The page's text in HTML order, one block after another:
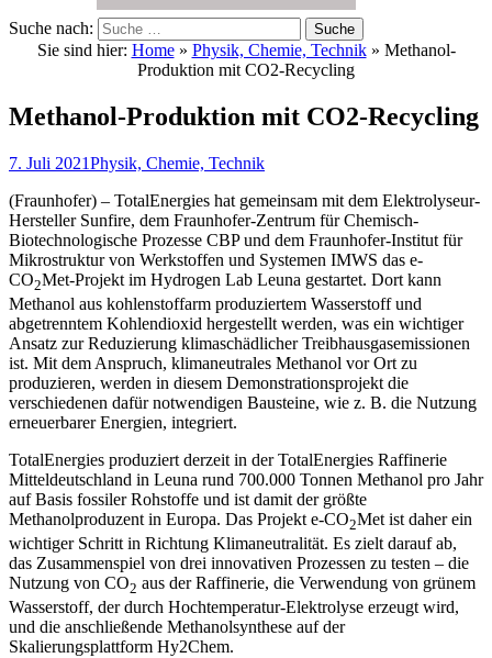
Suche nach:
Sie sind hier: Home» Physik, Chemie, Technik» Methanol-
Produktion mit CO2-Recycling
Methanol-Produktion mit CO2-Recycling
7. Juli 2021Physik, Chemie, Technik
(Fraunhofer) – TotalEnergies hat gemeinsam mit dem Elektrolyseur-
Hersteller Sunfire, dem Fraunhofer-Zentrum für Chemisch-
Biotechnologische Prozesse CBP und dem Fraunhofer-Institut für
Mikrostruktur von Werkstoffen und Systemen IMWS das e-
CO2Met-Projekt im Hydrogen Lab Leuna gestartet. Dort kann
Methanol aus kohlenstoffarm produziertem Wasserstoff und
abgetrenntem Kohlendioxid hergestellt werden, was ein wichtiger
Ansatz zur Reduzierung klimaschädlicher Treibhausgasemissionen
ist. Mit dem Anspruch, klimaneutrales Methanol vor Ort zu
produzieren, werden in diesem Demonstrationsprojekt die
verschiedenen dafür notwendigen Bausteine, wie z. B. die Nutzung
erneuerbarer Energien, integriert.
TotalEnergies produziert derzeit in der TotalEnergies Raffinerie
Mitteldeutschland in Leuna rund 700.000 Tonnen Methanol pro Jahr
auf Basis fossiler Rohstoffe und ist damit der größte
Methanolproduzent in Europa. Das Projekt e-CO2Met ist daher ein
wichtiger Schritt in Richtung Klimaneutralität. Es zielt darauf ab,
das Zusammenspiel von drei innovativen Prozessen zu testen – die
Nutzung von CO2 aus der Raffinerie, die Verwendung von grünem
Wasserstoff, der durch Hochtemperatur-Elektrolyse erzeugt wird,
und die anschließende Methanolsynthese auf der
Skalierungsplattform Hy2Chem.